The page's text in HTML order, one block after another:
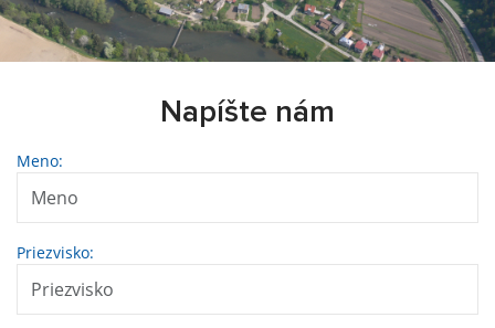
Napíšte nám
Meno:
Priezvisko: